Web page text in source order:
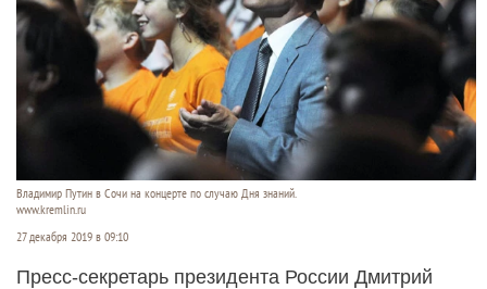
Владимир Путин в Сочи на концерте по случаю Дня знаний.
www.kremlin.ru
27 декабря 2019 в 09:10
Пресс-секретарь президента России Дмитрий